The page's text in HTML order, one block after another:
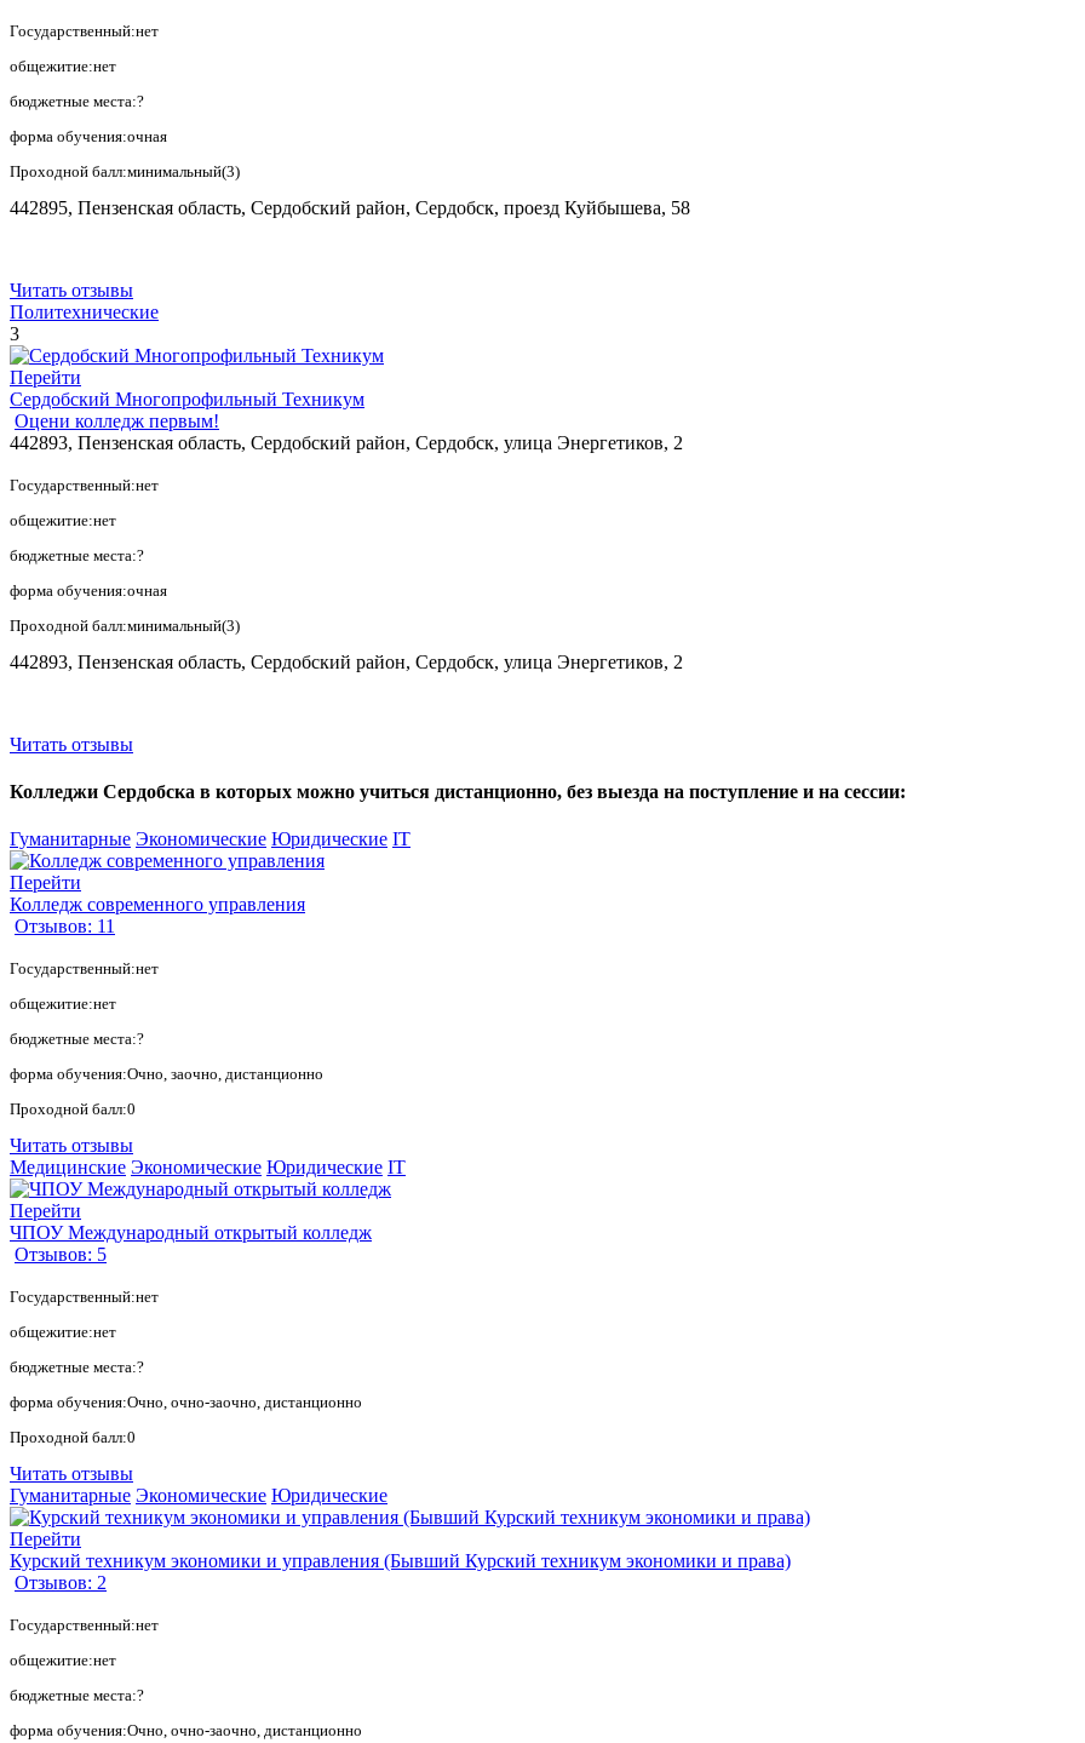
Государственный:нет
общежитие:нет
бюджетные места:?
форма обучения:очная
Проходной балл:минимальный(3)
442895, Пензенская область, Сердобский район, Сердобск, проезд Куйбышева, 58
Читать отзывы
Политехнические
3
Перейти
Сердобский Многопрофильный Техникум
Оцени колледж первым!
442893, Пензенская область, Сердобский район, Сердобск, улица Энергетиков, 2
Государственный:нет
общежитие:нет
бюджетные места:?
форма обучения:очная
Проходной балл:минимальный(3)
442893, Пензенская область, Сердобский район, Сердобск, улица Энергетиков, 2
Читать отзывы
Колледжи Сердобска в которых можно учиться дистанционно, без выезда на поступление и на сессии:
Гуманитарные Экономические Юридические IT
Перейти
Колледж современного управления
Отзывов: 11
Государственный:нет
общежитие:нет
бюджетные места:?
форма обучения:Очно, заочно, дистанционно
Проходной балл:0
Читать отзывы
Медицинские Экономические Юридические IT
Перейти
ЧПОУ Международный открытый колледж
Отзывов: 5
Государственный:нет
общежитие:нет
бюджетные места:?
форма обучения:Очно, очно-заочно, дистанционно
Проходной балл:0
Читать отзывы
Гуманитарные Экономические Юридические
Перейти
Курский техникум экономики и управления (Бывший Курский техникум экономики и права)
Отзывов: 2
Государственный:нет
общежитие:нет
бюджетные места:?
форма обучения:Очно, очно-заочно, дистанционно